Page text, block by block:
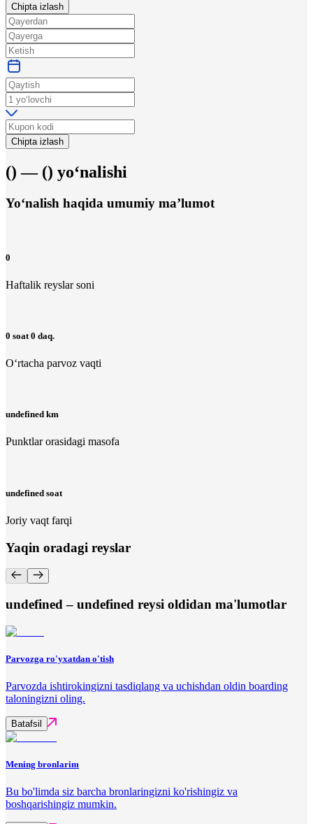
Chipta izlash
Chipta izlash
() — () yo‘nalishi
Yo‘nalish haqida umumiy ma’lumot
0
Haftalik reyslar soni
0 soat 0 daq.
O‘rtacha parvoz vaqti
undefined km
Punktlar orasidagi masofa
undefined soat
Joriy vaqt farqi
Yaqin oradagi reyslar
undefined – undefined reysi oldidan ma'lumotlar
Parvozga ro'yxatdan o'tish
Parvozda ishtirokingizni tasdiqlang va uchishdan oldin boarding
taloningizni oling.
Batafsil
Mening bronlarim
Bu bo'limda siz barcha bronlaringizni ko'rishingiz va
boshqarishingiz mumkin.